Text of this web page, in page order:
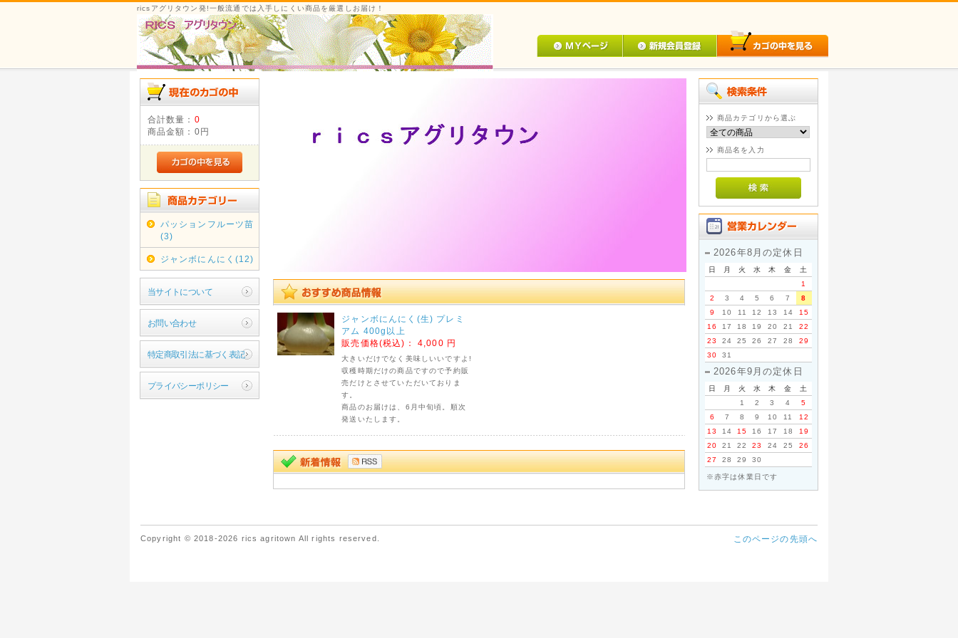
ricsアグリタウン発!一般流通では入手しにくい商品を厳選しお届け！
合計数量： 0
商品金額： 0円
パッションフルーツ苗
(3)
ジャンボにんにく(12)
当サイトについて
お問い合わせ
特定商取引法に基づく表記
プライバシーポリシー
ジャンボにんにく(生) プレミ
アム 400g以上
販売価格(税込)： 4,000 円
大きいだけでなく美味しいいですよ!
収穫時期だけの商品ですので予約販
売だけとさせていただいておりま
す。
商品のお届けは、6月中旬頃。順次
発送いたします。
商品カテゴリから選ぶ
商品名を入力
2026年8月の定休日
日 月 火 水 木 金
土
1
2
3 4 5 6 7
8
9
10 11 12 13 14
15
16
17 18 19 20 21
22
23
24 25 26 27 28
29
30
31
2026年9月の定休日
日 月 火 水 木 金
土
1
2 3 4
5
6
7 8 9 10 11
12
13
14 15 16 17 18
19
20
21 22 23 24 25
26
27
28 29 30
※赤字は休業日です
このページの先頭へ
Copyright © 2018-2026 rics agritown All rights reserved.